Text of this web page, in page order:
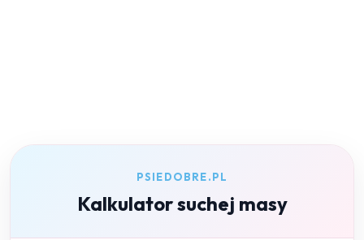
PSIEDOBRE.PL
Kalkulator suchej masy